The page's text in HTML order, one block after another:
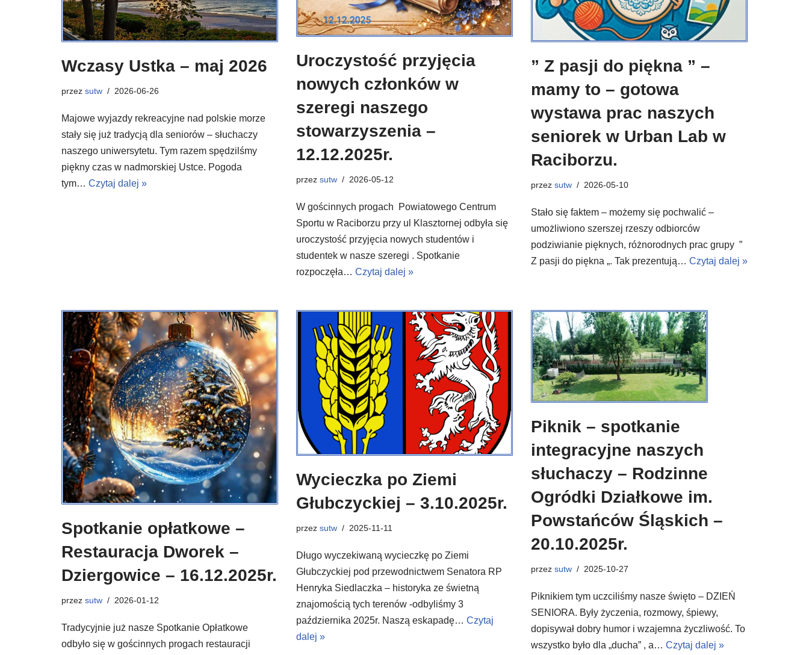
Wczasy Ustka – maj 2026
przez sutw 2026-06-26
Majowe wyjazdy rekreacyjne nad polskie morze
stały się już tradycją dla seniorów – słuchaczy
naszego uniwersytetu. Tym razem spędzilśmy
piękny czas w nadmorskiej Ustce. Pogoda
tym… Czytaj dalej »
Uroczystość przyjęcia
nowych członków w
szeregi naszego
stowarzyszenia –
12.12.2025r.
przez sutw 2026-05-12
W gościnnych progach Powiatowego Centrum
Sportu w Raciborzu przy ul Klasztornej odbyła się
uroczystość przyjęcia nowych studentów i
studentek w nasze szeregi . Spotkanie
rozpoczęła… Czytaj dalej »
” Z pasji do piękna ” –
mamy to – gotowa
wystawa prac naszych
seniorek w Urban Lab w
Raciborzu.
przez sutw 2026-05-10
Stało się faktem – możemy się pochwalić –
umożliwiono szerszej rzeszy odbiorców
podziwianie pięknych, różnorodnych prac grupy ”
Z pasji do piękna „. Tak prezentują… Czytaj dalej »
Spotkanie opłatkowe –
Restauracja Dworek –
Dziergowice – 16.12.2025r.
przez sutw 2026-01-12
Tradycyjnie już nasze Spotkanie Opłatkowe
odbyło się w gościnnych progach restauracji
Wycieczka po Ziemi
Głubczyckiej – 3.10.2025r.
przez sutw 2025-11-11
Długo wyczekiwaną wycieczkę po Ziemi
Głubczyckiej pod przewodnictwem Senatora RP
Henryka Siedlaczka – historyka ze świetną
znajomością tych terenów -odbyliśmy 3
października 2025r. Naszą eskapadę… Czytaj
dalej »
Piknik – spotkanie
integracyjne naszych
słuchaczy – Rodzinne
Ogródki Działkowe im.
Powstańców Śląskich –
20.10.2025r.
przez sutw 2025-10-27
Piknikiem tym uczciliśmy nasze święto – DZIEŃ
SENIORA. Były życzenia, rozmowy, śpiewy,
dopisywał dobry humor i wzajemna życzliwość. To
wszystko było dla „ducha” , a… Czytaj dalej »